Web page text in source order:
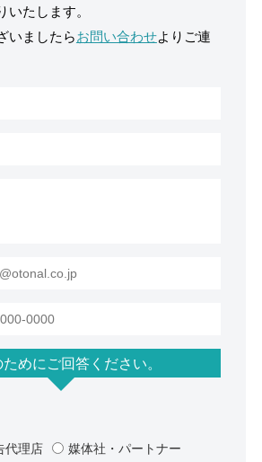
いたします。
いましたらお問い合わせよりご連
めにご回答ください。
代理店 媒体社・パートナー